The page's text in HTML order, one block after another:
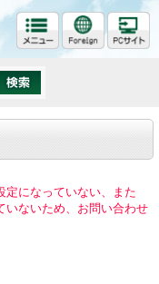
定になっていない、また
いないため、お問い合わせ